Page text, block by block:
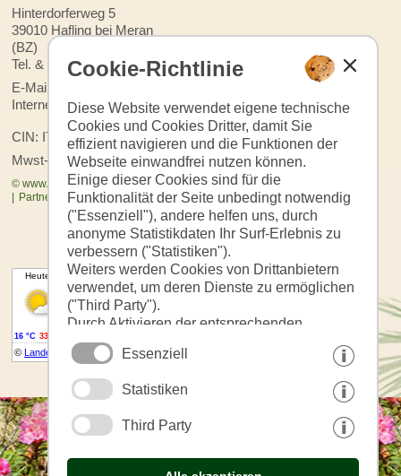
Cookie-Richtlinie
Diese Website verwendet eigene technische
Cookies und Cookies Dritter, damit Sie
effizient navigieren und die Funktionen der
Webseite einwandfrei nutzen können.
Einige dieser Cookies sind für die
Funktionalität der Seite unbedingt notwendig
("Essenziell"), andere helfen uns, durch
anonyme Statistikdaten Ihr Surf-Erlebnis zu
verbessern ("Statistiken").
Weiters werden Cookies von Drittanbietern
verwendet, um deren Dienste zu ermöglichen
("Third Party").
Durch Aktivieren der entsprechenden
Schaltflächen entscheiden Sie selbst, welche
Cookies zum Einsatz kommen.
Durch den Klick auf "Alle akzeptieren",
"Auswahl speichern" oder "Auswahl
ablehnen" erklären Sie, dass Sie den Einsatz
der ausgewählten Cookies erlauben.
widerrufen.
Essenziell
Statistiken
Third Party
Hinterdorferweg 5
39010 Hafling bei Meran
(BZ)
Tel. & Fax: +39 0473 279 416
E-Mail:
Internet:
www.steinerhofhafling.it
CIN: IT021005B5NRZFOOFL
Mwst-Nr.: 01593970211
© www.drescher.it - Webdesign in Südtirol | Impressum
Partner: www.suedtirol-ferien.it | Cookies | Seite drucken